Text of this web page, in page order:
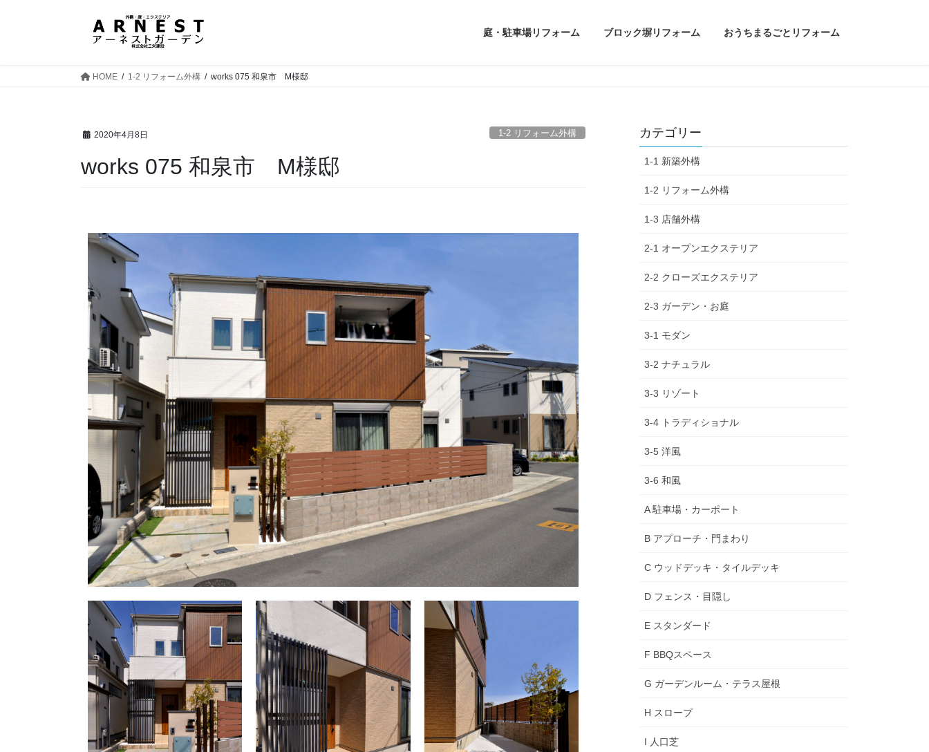
庭・駐車場リフォーム ブロック塀リフォーム おうちまるごとリフォーム
HOME 1-2 リフォーム外構 works 075 和泉市 M様邸
2020年4月8日 1-2 リフォーム外構
works 075 和泉市 M様邸
カテゴリー
1-1 新築外構
1-2 リフォーム外構
1-3 店舗外構
2-1 オープンエクステリア
2-2 クローズエクステリア
2-3 ガーデン・お庭
3-1 モダン
3-2 ナチュラル
3-3 リゾート
3-4 トラディショナル
3-5 洋風
3-6 和風
A 駐車場・カーポート
B アプローチ・門まわり
C ウッドデッキ・タイルデッキ
D フェンス・目隠し
E スタンダード
F BBQスペース
G ガーデンルーム・テラス屋根
H スロープ
I 人口芝